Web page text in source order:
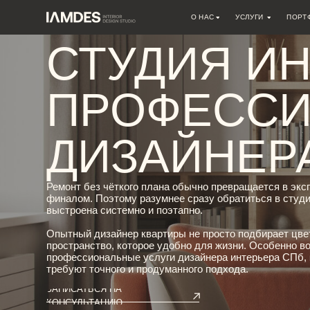
ПОРТФОЛИО
УСЛУГИ
О НАС
ВАКАНСИИ
О СТУДИИ
КОНСУЛЬТАЦИИ
ИНЖЕНЕРНЫЕ ПРОЕКТЫ
РЕМОНТНЫЕ РАБОТЫ
АРХИТЕКТУРНОЕ
АВТОРСКИЙ НАДЗОР
ДИЗАЙН ИНТЕРЬЕРА
СТУДИЯ
ДИЗАЙНЕРА
Ремонт без чёткого плана обычно превращается в
финалом. Поэтому разумнее сразу обратиться в студию
выстроена системно и поэтапно.
Опытный дизайнер квартиры не просто подбирает цвета
пространство, которое удобно для жизни. Особенно
профессиональные услуги дизайнера интерьера СПб, где
требуют точного и продуманного подхода.
ЗАПИСАТЬСЯ НА
КОНСУЛЬТАЦИЮ